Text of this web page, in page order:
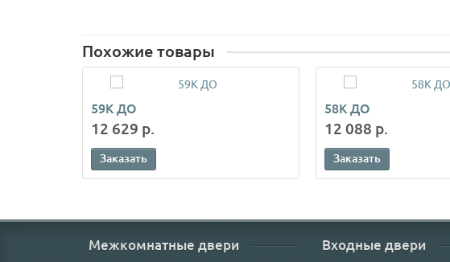
Похожие товары
59К ДО
12 629 р.
Заказать
58К ДО
12 088 р.
Заказать
Межкомнатные двери Входные двери